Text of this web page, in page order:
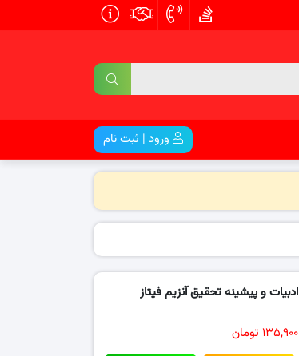
ورود | ثبت نام
ادبیات و پیشینه تحقیق آنزیم فیتاز
۱۳۵,۹۰۰ تومان